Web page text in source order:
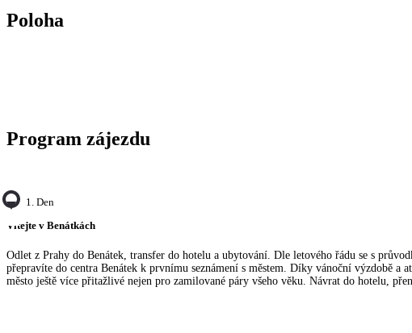
Poloha
Program zájezdu
1. Den
Vítejte v Benátkách
Odlet z Prahy do Benátek, transfer do hotelu a ubytování. Dle letového řádu se s
přepravíte do centra Benátek k prvnímu seznámení s městem. Díky vánoční výzdobě a
město ještě více přitažlivé nejen pro zamilované páry všeho věku. Návrat do hotelu,